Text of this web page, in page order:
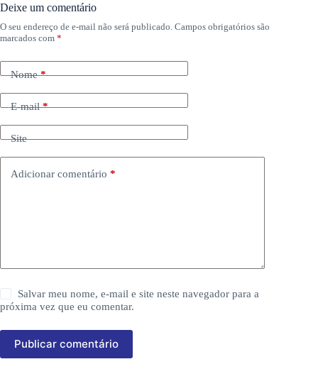
Deixe um comentário
O seu endereço de e-mail não será publicado. Campos obrigatórios são
marcados com *
Nome*
E-mail*
Site
Adicionar comentário *
Salvar meu nome, e-mail e site neste navegador para a
próxima vez que eu comentar.
Publicar comentário